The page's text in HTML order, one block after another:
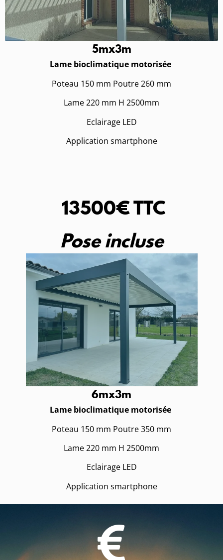
5mx3m
Lame bioclimatique motorisée
Poteau 150 mm Poutre 260 mm
Lame 220 mm H 2500mm
Eclairage LED
Application smartphone
13500€ TTC
Pose incluse
6mx3m
Lame bioclimatique motorisée
Poteau 150 mm Poutre 350 mm
Lame 220 mm H 2500mm
Eclairage LED
Application smartphone